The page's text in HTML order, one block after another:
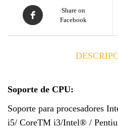
Share on
Facebook
Soporte de CPU:
Soporte para procesadores
i5/ CoreTM i3/Intel® /